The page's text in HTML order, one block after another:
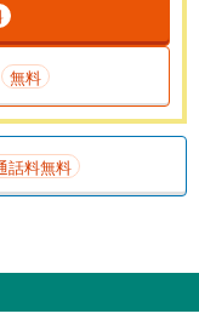
無料
話料無料